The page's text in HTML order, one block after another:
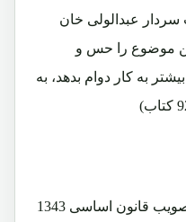
سردار عبدالولی خان
موضوع را حس و
به کار دوام بدهد، به
حینیکه لویه جرگه برای غور و تصویب قانون اساسی 1343